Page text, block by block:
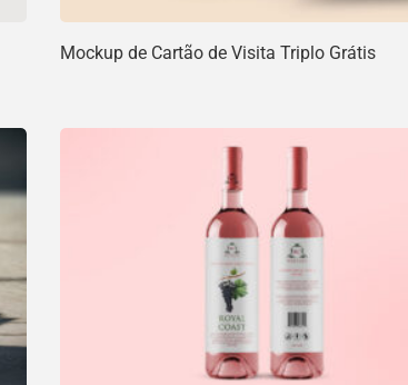
Mockup de Cartão de Visita Triplo Grátis